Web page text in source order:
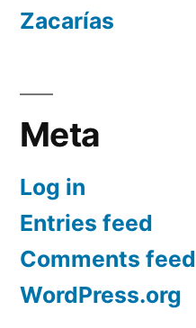
Zacarías
Meta
Log in
Entries feed
Comments feed
WordPress.org